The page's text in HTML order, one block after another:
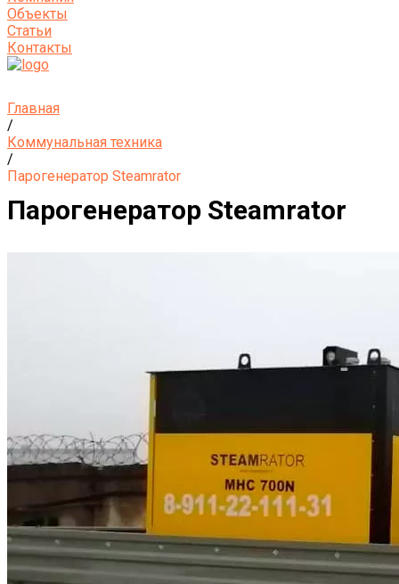
Объекты
Статьи
Контакты
Главная
/
Коммунальная техника
/
Парогенератор Steamrator
Парогенератор Steamrator